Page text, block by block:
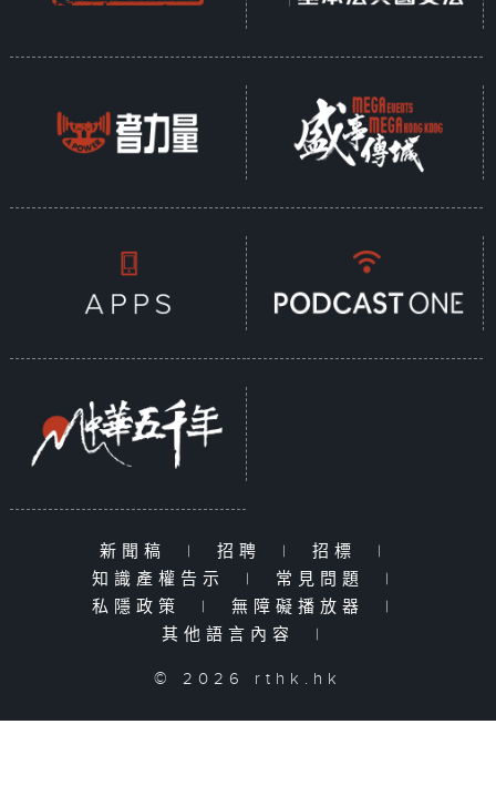
新聞稿 | 招聘 | 招標
|
知識產權告示
| 常見問題
|
私隱政策
| 無障礙播放器
|
其他語言內容
|
© 2026 rthk.hk